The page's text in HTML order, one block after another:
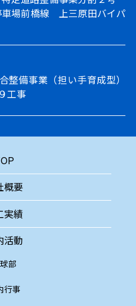
車場前橋線 上三原田バイパ
整備事業（担い手育成型）
工事
概要
実績
活動
部
行事